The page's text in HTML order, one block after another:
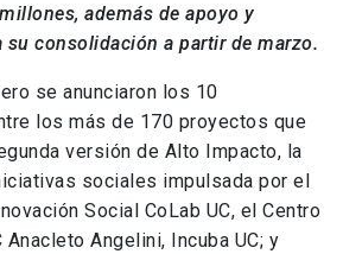
además de apoyo y
su consolidación a partir de marzo.
se anunciaron los 10
los más de 170 proyectos que
versión de Alto Impacto, la
sociales impulsada por el
Social CoLab UC, el Centro
Anacleto Angelini, Incuba UC; y